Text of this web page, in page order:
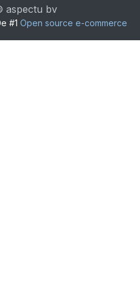
aspectu bv
#1Open source e-commerce